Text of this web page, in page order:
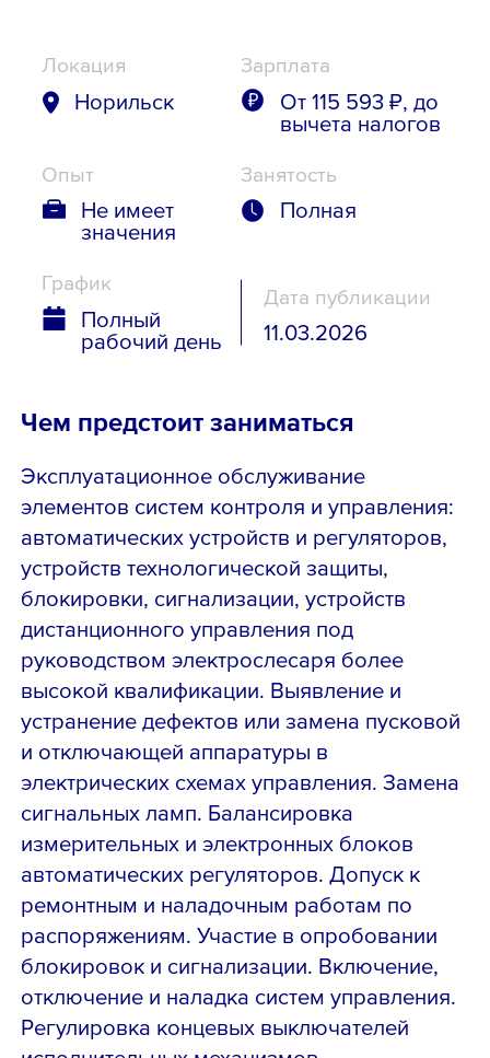
Локация
Норильск
Зарплата
От 115 593 ₽, до
вычета налогов
Опыт
Не имеет
значения
Занятость
Полная
График
Полный
рабочий день
Дата публикации
11.03.2026
Чем предстоит заниматься
Эксплуатационное обслуживание
элементов систем контроля и управления:
автоматических устройств и регуляторов,
устройств технологической защиты,
блокировки, сигнализации, устройств
дистанционного управления под
руководством электрослесаря более
высокой квалификации. Выявление и
устранение дефектов или замена пусковой
и отключающей аппаратуры в
электрических схемах управления. Замена
сигнальных ламп. Балансировка
измерительных и электронных блоков
автоматических регуляторов. Допуск к
ремонтным и наладочным работам по
распоряжениям. Участие в опробовании
блокировок и сигнализации. Включение,
отключение и наладка систем управления.
Регулировка концевых выключателей